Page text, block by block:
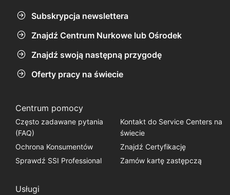
Subskrypcja newslettera
Znajdź Centrum Nurkowe lub Ośrodek
Znajdź swoją następną przygodę
Oferty pracy na świecie
Centrum pomocy
Często zadawane pytania
(FAQ)
Kontakt do Service Centers na
świecie
Ochrona Konsumentów
Znajdź Certyfikację
Sprawdź SSI Professional
Zamów kartę zastępczą
Usługi